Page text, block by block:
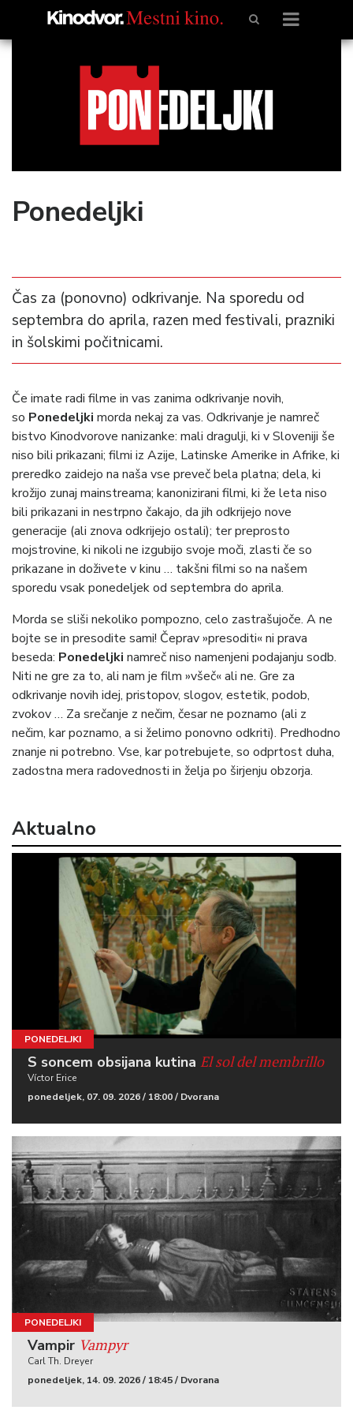
Ponedeljki
Čas za (ponovno) odkrivanje. Na sporedu od
septembra do aprila, razen med festivali, prazniki
in šolskimi počitnicami.
Če imate radi filme in vas zanima odkrivanje novih,
so Ponedeljki morda nekaj za vas. Odkrivanje je namreč
bistvo Kinodvorove nanizanke: mali dragulji, ki v Sloveniji še
niso bili prikazani; filmi iz Azije, Latinske Amerike in Afrike, ki
preredko zaidejo na naša vse preveč bela platna; dela, ki
krožijo zunaj mainstreama; kanonizirani filmi, ki že leta niso
bili prikazani in nestrpno čakajo, da jih odkrijejo nove
generacije (ali znova odkrijejo ostali); ter preprosto
mojstrovine, ki nikoli ne izgubijo svoje moči, zlasti če so
prikazane in doživete v kinu … takšni filmi so na našem
sporedu vsak ponedeljek od septembra do aprila.
Morda se sliši nekoliko pompozno, celo zastrašujoče. A ne
bojte se in presodite sami! Čeprav »presoditi« ni prava
beseda: Ponedeljki namreč niso namenjeni podajanju sodb.
Niti ne gre za to, ali nam je film »všeč« ali ne. Gre za
odkrivanje novih idej, pristopov, slogov, estetik, podob,
zvokov … Za srečanje z nečim, česar ne poznamo (ali z
nečim, kar poznamo, a si želimo ponovno odkriti). Predhodno
znanje ni potrebno. Vse, kar potrebujete, so odprtost duha,
zadostna mera radovednosti in želja po širjenju obzorja.
Aktualno
PONEDELJKI
S soncem obsijana kutina El sol del membrillo
Víctor Erice
ponedeljek, 07. 09. 2026 / 18:00 / Dvorana
PONEDELJKI
Vampir Vampyr
Carl Th. Dreyer
ponedeljek, 14. 09. 2026 / 18:45 / Dvorana